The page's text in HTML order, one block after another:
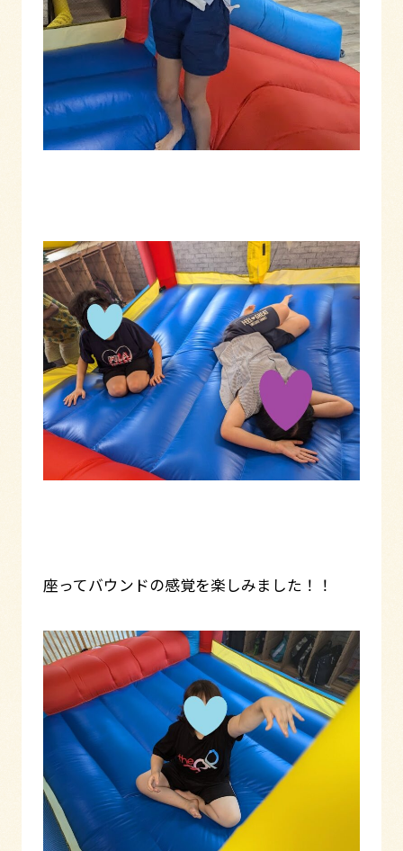
座ってバウンドの感覚を楽しみました！！